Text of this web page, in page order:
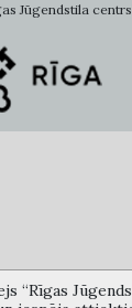
Jūgendstila
“Rīgas